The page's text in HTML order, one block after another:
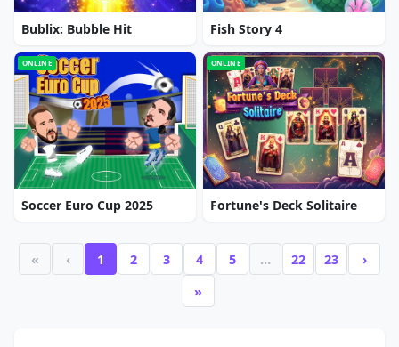
Bublix: Bubble Hit Fish Story 4
ONLINE
Soccer Euro Cup 2025
ONLINE
Fortune's Deck Solitaire
« ‹ 1 2 3 4 5 … 22 23
›
»